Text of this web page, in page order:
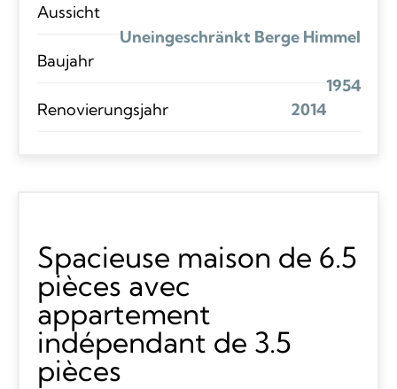
Aussicht
Uneingeschränkt Berge Himmel
Baujahr
1954
Renovierungsjahr
2014
Spacieuse maison de 6.5
pièces avec
appartement
indépendant de 3.5
pièces